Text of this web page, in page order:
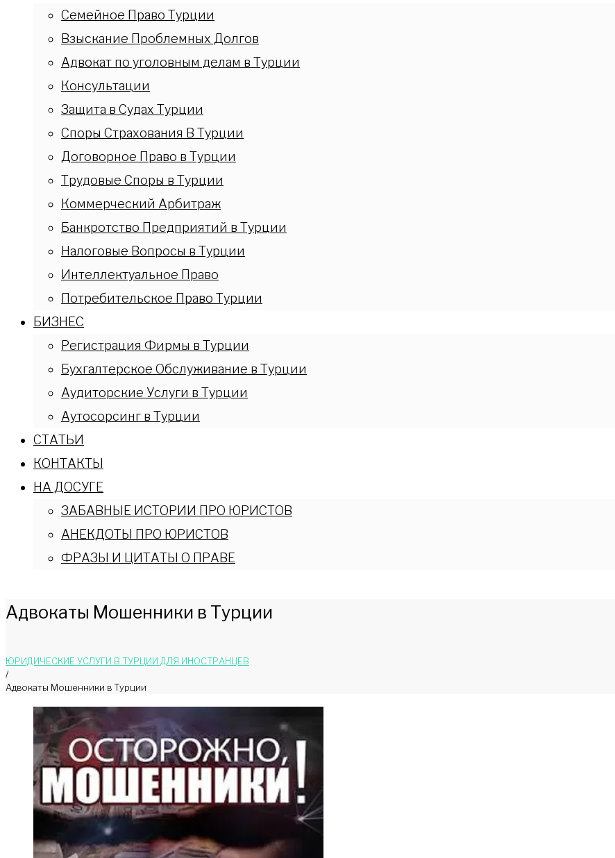
Семейное Право Турции
Взыскание Проблемных Долгов
Адвокат по уголовным делам в Турции
Консультации
Защита в Судах Турции
Споры Страхования В Турции
Договорное Право в Турции
Трудовые Споры в Турции
Коммерческий Арбитраж
Банкротство Предприятий в Турции
Налоговые Вопросы в Турции
Интеллектуальное Право
Потребительское Право Турции
БИЗНЕС
Регистрация Фирмы в Турции
Бухгалтерское Обслуживание в Турции
Аудиторские Услуги в Турции
Аутосорсинг в Турции
СТАТЬИ
КОНТАКТЫ
НА ДОСУГЕ
ЗАБАВНЫЕ ИСТОРИИ ПРО ЮРИСТОВ
АНЕКДОТЫ ПРО ЮРИСТОВ
ФРАЗЫ И ЦИТАТЫ О ПРАВЕ
Адвокаты Мошенники в Турции
ЮРИДИЧЕСКИЕ УСЛУГИ В ТУРЦИИ ДЛЯ ИНОСТРАНЦЕВ
/
Адвокаты Мошенники в Турции